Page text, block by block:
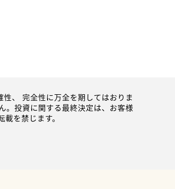
、 完全性に万全を期してはおりま
。投資に関する最終決定は、お客様
を禁じます。